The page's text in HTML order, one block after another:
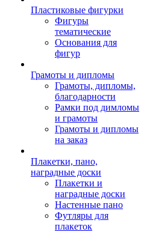
Пластиковые фигурки
Фигуры
тематические
Основания для
фигур
Грамоты и дипломы
Грамоты, дипломы,
благодарности
Рамки под димломы
и грамоты
Грамоты и дипломы
на заказ
Плакетки, пано,
наградные доски
Плакетки и
наградные доски
Настенные пано
Футляры для
плакеток